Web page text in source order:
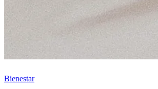
Bienestar